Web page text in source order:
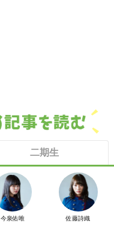
二期生
今泉佑唯 佐藤詩織